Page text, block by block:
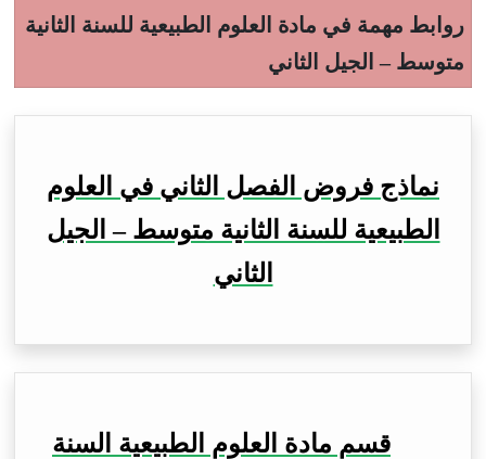
روابط مهمة في مادة العلوم الطبيعية للسنة الثانية
متوسط – الجيل الثاني
نماذج فروض الفصل الثاني في العلوم
الطبيعية للسنة الثانية متوسط – الجيل
الثاني
قسم مادة العلوم الطبيعية السنة